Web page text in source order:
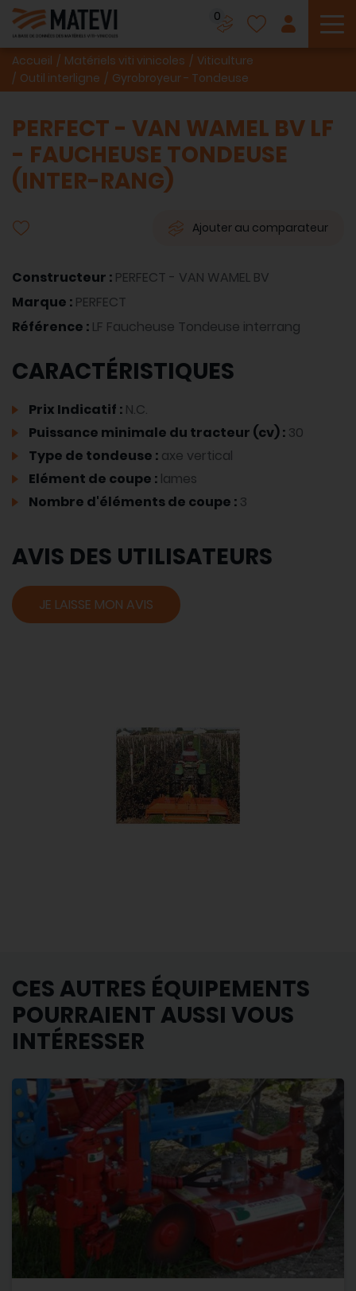
0
Accueil Matériels viti vinicoles
Viticulture
Outil interligne
Gyrobroyeur - Tondeuse
PERFECT - VAN WAMEL BV LF
- FAUCHEUSE TONDEUSE
(INTER-RANG)
Ajouter au comparateur
Constructeur : PERFECT - VAN WAMEL BV
Marque : PERFECT
Référence : LF Faucheuse Tondeuse interrang
CARACTÉRISTIQUES
Prix Indicatif : N.C.
Puissance minimale du tracteur (cv) : 30
Type de tondeuse : axe vertical
Elément de coupe : lames
Nombre d'éléments de coupe : 3
AVIS DES UTILISATEURS
JE LAISSE MON AVIS
CES AUTRES ÉQUIPEMENTS
POURRAIENT AUSSI VOUS
INTÉRESSER